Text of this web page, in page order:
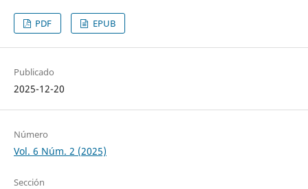
PDF EPUB
Publicado
2025-12-20
Número
Vol. 6 Núm. 2 (2025)
Sección